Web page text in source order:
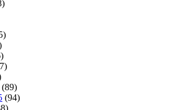
(89)
(94)